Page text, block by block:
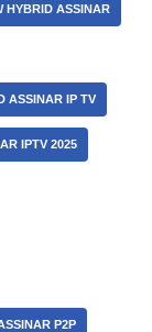
HYBRID ASSINAR
ASSINAR IP TV
IPTV 2025
P2P